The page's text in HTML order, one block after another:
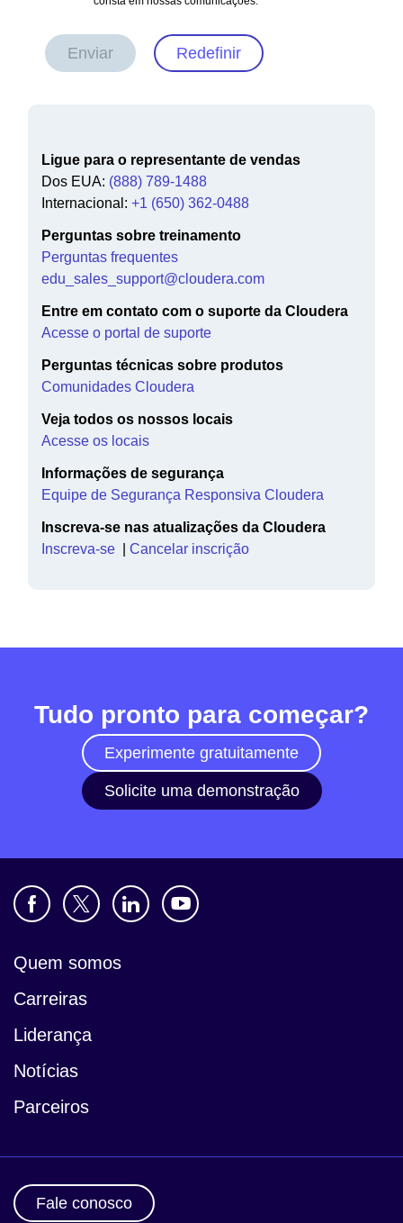
Enviar Redefinir
Ligue para o representante de vendas
Dos EUA: (888) 789-1488
Internacional: +1 (650) 362-0488
Perguntas sobre treinamento
Perguntas frequentes
edu_sales_support@cloudera.com
Entre em contato com o suporte da Cloudera
Acesse o portal de suporte
Perguntas técnicas sobre produtos
Comunidades Cloudera
Veja todos os nossos locais
Acesse os locais
Informações de segurança
Equipe de Segurança Responsiva Cloudera
Inscreva-se nas atualizações da Cloudera
Inscreva-se
Cancelar inscrição
Tudo pronto para começar?
Experimente gratuitamente
Solicite uma demonstração
Quem somos
Carreiras
Liderança
Notícias
Parceiros
Fale conosco